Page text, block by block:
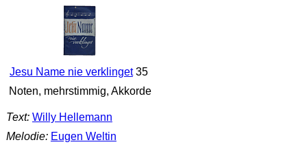
Jesu Name nie verklinget35
Noten, mehrstimmig, Akkorde
Text: Willy Hellemann
Melodie: Eugen Weltin